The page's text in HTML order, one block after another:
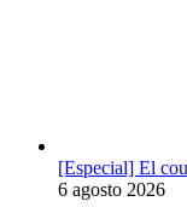
[Especial] El
6 agosto 2026